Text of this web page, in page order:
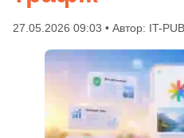
27.05.2026 09:03 • Автор: IT-PUB